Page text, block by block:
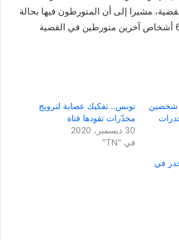
مشيرا إلى أن المتورطون فيها بحالة
احتفاظ و قد تم إدراج 6 أشخاص آخرين متورطين في القضية
شخصين
تونس.. تفكيك عصابة لترويج
مخدّرات تقودها فتاة
30 ديسمبر، 2020
في "TN"
مخدر في